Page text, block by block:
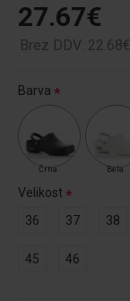
27.67€
Brez DDV: 22.68€
Barva
Črna Bela
Velikost
36
37 38
45 46